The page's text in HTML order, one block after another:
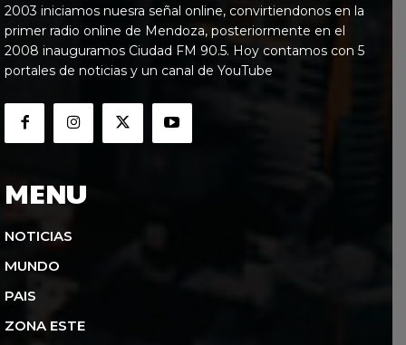
2003 iniciamos nuesra señal online, convirtiendonos en la
primer radio online de Mendoza, posteriormente en el
2008 inauguramos Ciudad FM 90.5. Hoy contamos con 5
portales de noticias y un canal de YouTube
MENU
NOTICIAS
MUNDO
PAIS
ZONA ESTE